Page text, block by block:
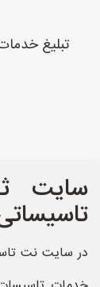
تبلیغ
سایت
در سایت نت